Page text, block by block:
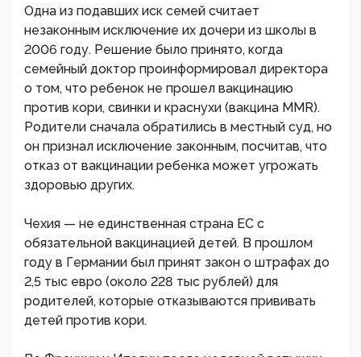
Одна из подавших иск семей считает
незаконным исключение их дочери из школы в
2006 году. Решение было принято, когда
семейный доктор проинформировал директора
о том, что ребенок не прошел вакцинацию
против кори, свинки и краснухи (вакцина MMR).
Родители сначала обратились в местный суд, но
он признал исключение законным, посчитав, что
отказ от вакцинации ребенка может угрожать
здоровью других.
Чехия — не единственная страна ЕС с
обязательной вакцинацией детей. В прошлом
году в Германии был принят закон о штрафах до
2,5 тыс евро (около 228 тыс рублей) для
родителей, которые отказываются прививать
детей против кори.